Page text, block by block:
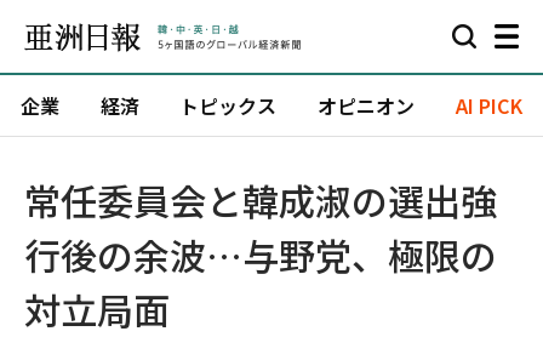
企業 経済 トピックス オピニオン AI PICK
常任委員会と韓成淑の選出強
行後の余波…与野党、極限の
対立局面